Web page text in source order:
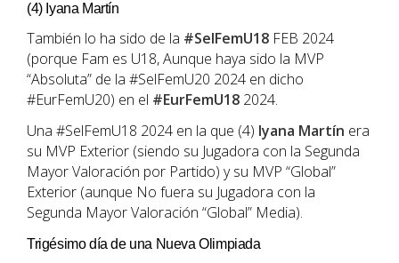
(4) Iyana Martín
También lo ha sido de la #SelFemU18 FEB 2024
(porque Fam es U18, Aunque haya sido la MVP
“Absoluta” de la #SelFemU20 2024 en dicho
#EurFemU20) en el #EurFemU18 2024.
Una #SelFemU18 2024 en la que (4) Iyana Martín era
su MVP Exterior (siendo su Jugadora con la Segunda
Mayor Valoración por Partido) y su MVP “Global”
Exterior (aunque No fuera su Jugadora con la
Segunda Mayor Valoración “Global” Media).
Trigésimo día de una Nueva Olimpiada